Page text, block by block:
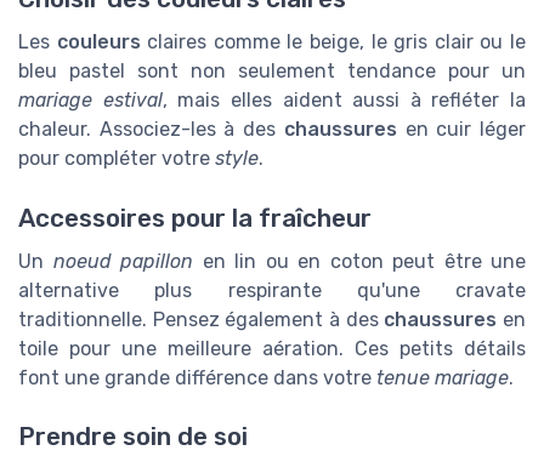
Les couleurs claires comme le beige, le gris clair ou le
bleu pastel sont non seulement tendance pour un
mariage estival, mais elles aident aussi à refléter la
chaleur. Associez-les à des chaussures en cuir léger
pour compléter votre style.
Accessoires pour la fraîcheur
Un noeud papillon en lin ou en coton peut être une
alternative plus respirante qu'une cravate
traditionnelle. Pensez également à des chaussures en
toile pour une meilleure aération. Ces petits détails
font une grande différence dans votre tenue mariage.
Prendre soin de soi